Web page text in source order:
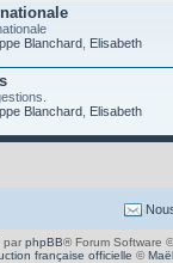
Blanchard Elisabeth
Blanchard Elisabeth
par phpBB® Forum Software
française officielle ©